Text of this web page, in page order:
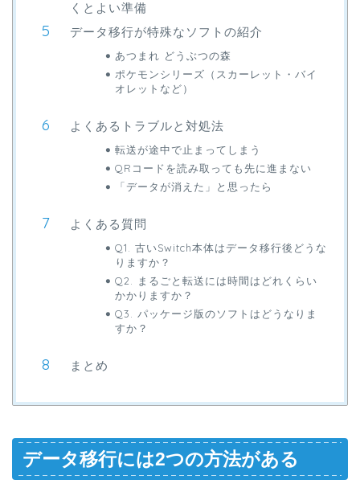
くとよい準備
データ移行が特殊なソフトの紹介
あつまれ どうぶつの森
ポケモンシリーズ（スカーレット・バイ
オレットなど）
よくあるトラブルと対処法
転送が途中で止まってしまう
QRコードを読み取っても先に進まない
「データが消えた」と思ったら
よくある質問
Q1. 古いSwitch本体はデータ移行後どうな
りますか？
Q2. まるごと転送には時間はどれくらい
かかりますか？
Q3. パッケージ版のソフトはどうなりま
すか？
まとめ
データ移行には2つの方法がある